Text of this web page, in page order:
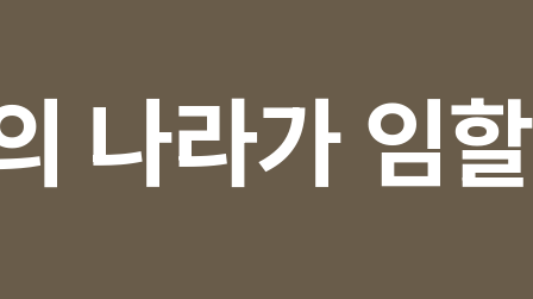
나라가 임